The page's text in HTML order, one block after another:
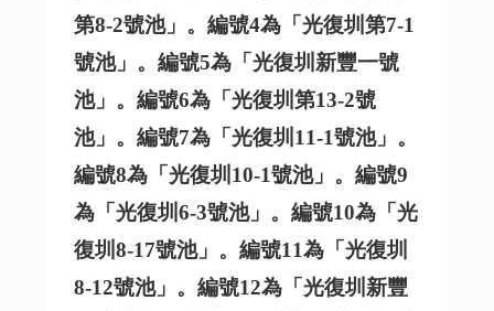
第8-2號池」。編號4為「光復圳第7-1
號池」。編號5為「光復圳新豐一號
池」。編號6為「光復圳第13-2號
池」。編號7為「光復圳11-1號池」。
編號8為「光復圳10-1號池」。編號9
為「光復圳6-3號池」。編號10為「光
復圳8-17號池」。編號11為「光復圳
8-12號池」。編號12為「光復圳新豐